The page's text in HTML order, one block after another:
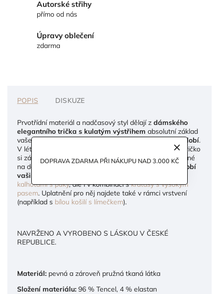
DOPRAVA ZDARMA PŘI NÁKUPU NAD 3.000 KČ
Autorské střihy
přímo od nás
Úpravy oblečení
zdarma
POPIS DISKUZE
Prvotřídní materiál a nadčasový styl dělají z dámského
elegantního trička s kulatým výstřihem absolutní základ
vašeho šatníku, kterýunosíte za každého ročního období.
V létě vás příjemně ochladí a v zimě naopak zahřeje. Tričko
si zásluhou Tencelu drží svůj tvar, je neskutečně příjemné
na dotek a díky příměsi elastanu se
dokonale přizpůsobí
vašim křivkám
kalhotami s puky, ale i v kombinaci skraťasy s vysokým
pasem. Uplatnění pro něj najdete také v rámci vrstvení
(například s bílou košilí s límečkem).
NAVRŽENO A VYROBENO S LÁSKOU V ČESKÉ
REPUBLICE.
Materiál: pevná a zároveň pružná tkaná látka
Složení materiálu: 96 % Tencel, 4 % elastan